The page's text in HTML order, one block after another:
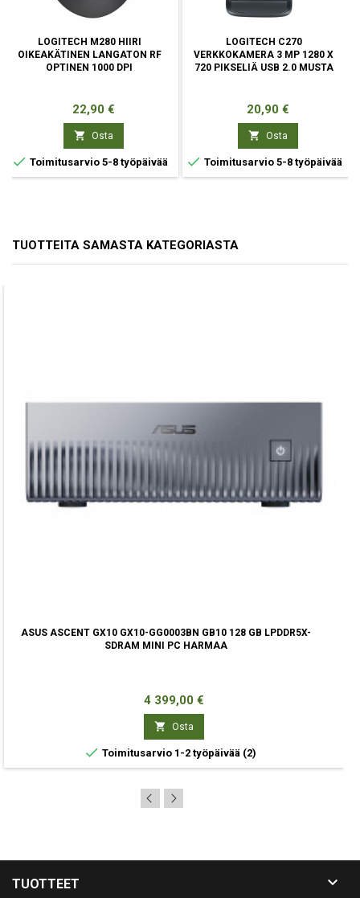
LOGITECH M280 HIIRI
OIKEAKÄTINEN LANGATON RF
OPTINEN 1000 DPI
Hinta
22,90 €
 Osta
 Toimitusarvio 5-8 työpäivää
LOGITECH C270
VERKKOKAMERA 3 MP 1280 X
720 PIKSELIÄ USB 2.0 MUSTA
Hinta
20,90 €
 Osta
 Toimitusarvio 5-8 työpäivää
TUOTTEITA SAMASTA KATEGORIASTA
ASUS ASCENT GX10 GX10-GG0003BN GB10 128 GB LPDDR5X-
SDRAM MINI PC HARMAA
Hinta
4 399,00 €
 Osta
 Toimitusarvio 1-2 työpäivää (2)
TUOTTEET 